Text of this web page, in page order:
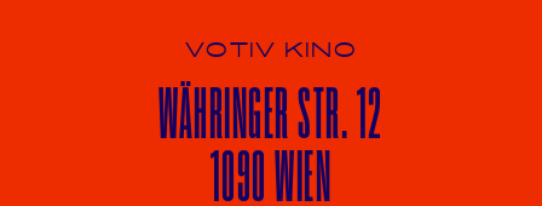
VOTIV KINO
WÄHRINGERSTR. 12
1090 WIEN